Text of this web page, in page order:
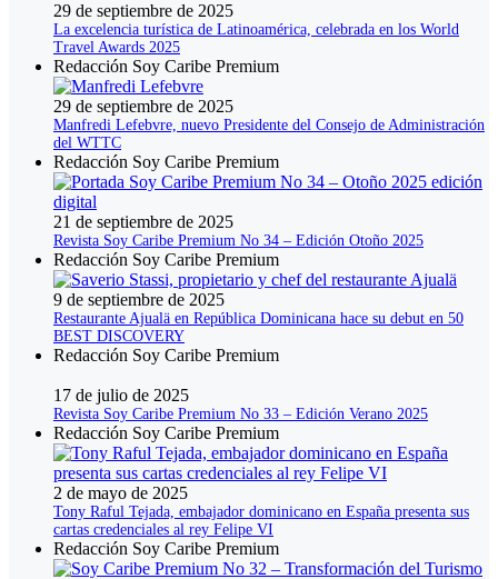
29 de septiembre de 2025
La excelencia turística de Latinoamérica, celebrada en los World
Travel Awards 2025
Redacción Soy Caribe Premium
29 de septiembre de 2025
Manfredi Lefebvre, nuevo Presidente del Consejo de Administración
del WTTC
Redacción Soy Caribe Premium
21 de septiembre de 2025
Revista Soy Caribe Premium No 34 – Edición Otoño 2025
Redacción Soy Caribe Premium
9 de septiembre de 2025
Restaurante Ajualä en República Dominicana hace su debut en 50
BEST DISCOVERY
Redacción Soy Caribe Premium
17 de julio de 2025
Revista Soy Caribe Premium No 33 – Edición Verano 2025
Redacción Soy Caribe Premium
2 de mayo de 2025
Tony Raful Tejada, embajador dominicano en España presenta sus
cartas credenciales al rey Felipe VI
Redacción Soy Caribe Premium